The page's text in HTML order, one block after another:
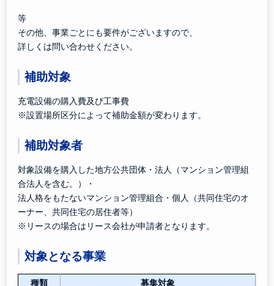
等
その他、事業ごとにも要件がございますので、
詳しくは問い合わせください。
補助対象
充電設備の購入費及び工事費
※設置場所区分によって補助金額が変わります。
補助対象者
対象設備を購入した地方公共団体・法人（マンション管理組
合法人を含む。）・
法人格をもたないマンション管理組合・個人（共同住宅のオ
ーナー、共同住宅の居住者等）
※リースの場合はリース会社が申請者となります。
対象となる事業
種類 募集対象